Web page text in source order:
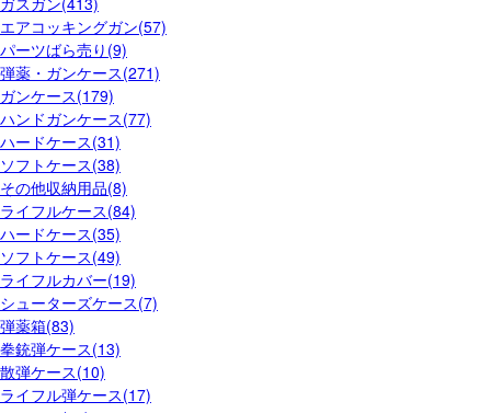
エアコッキングガン(57)
パーツばら売り(9)
弾薬・ガンケース(271)
ガンケース(179)
ハンドガンケース(77)
ハードケース(31)
ソフトケース(38)
その他収納用品(8)
ライフルケース(84)
ハードケース(35)
ソフトケース(49)
ライフルカバー(19)
シューターズケース(7)
弾薬箱(83)
拳銃弾ケース(13)
散弾ケース(10)
ライフル弾ケース(17)